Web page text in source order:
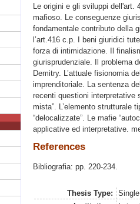
Le origini e gli sviluppi
mafioso. Le conseguenze
fondamentale contributo della
l’art.416 c.p. I beni giuridici
forza di intimidazione. Il
giurisprudenziale. Il problema
Demitry. L’attuale fisionomia
imprenditoriale. La sentenza
recenti questioni interpretative
mista”. L’elemento strutturale
“delocalizzate”. Le mafie
applicative ed interpretative.
References
Bibliografia: pp. 220-234.
Thesis Type: